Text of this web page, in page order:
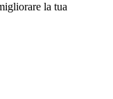
la tua